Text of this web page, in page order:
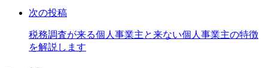
次の投稿
税務調査が来る個人事業主と来ない個人事業主の特徴
を解説します